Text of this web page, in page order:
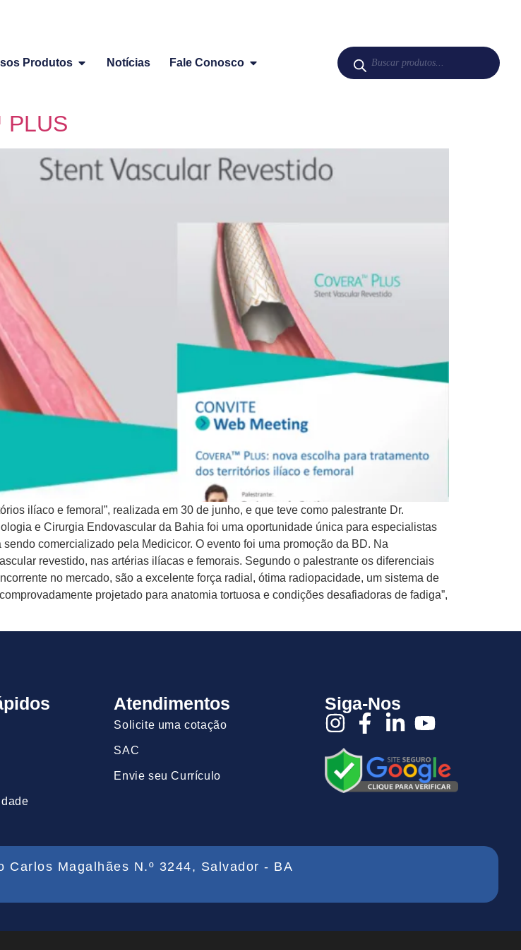
Produtos Notícias Fale Conosco
PLUS
ilíaco e femoral”, realizada em 30 de junho, e que teve como palestrante Dr.
e Cirurgia Endovascular da Bahia foi uma oportunidade única para especialistas
comercializado pela Medicicor. O evento foi uma promoção da BD. Na
revestido, nas artérias ilíacas e femorais. Segundo o palestrante os diferenciais
no mercado, são a excelente força radial, ótima radiopacidade, um sistema de
projetado para anatomia tortuosa e condições desafiadoras de fadiga”,
Atendimentos
Solicite uma cotação
SAC
Envie seu Currículo
Siga-Nos
Carlos Magalhães N.º 3244, Salvador - BA